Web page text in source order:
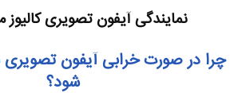
نمایندگی آیفون تصویری کالیوز
چرا در صورت خرابی آیفون تصویری
شود؟